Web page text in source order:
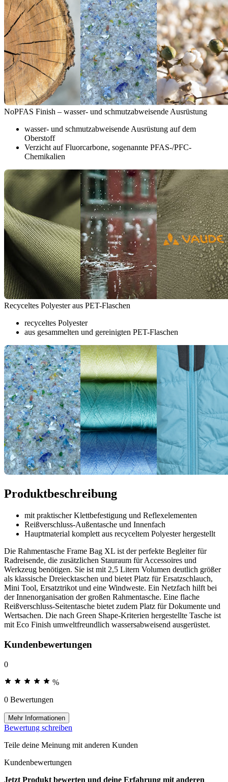
NoPFAS Finish – wasser- und schmutzabweisende Ausrüstung
wasser- und schmutzabweisende Ausrüstung auf dem
Oberstoff
Verzicht auf Fluorcarbone, sogenannte PFAS-/PFC-
Chemikalien
Recyceltes Polyester aus PET-Flaschen
recyceltes Polyester
aus gesammelten und gereinigten PET-Flaschen
Produktbeschreibung
mit praktischer Klettbefestigung und Reflexelementen
Reißverschluss-Außentasche und Innenfach
Hauptmaterial komplett aus recyceltem Polyester hergestellt
Die Rahmentasche Frame Bag XL ist der perfekte Begleiter für
Radreisende, die zusätzlichen Stauraum für Accessoires und
Werkzeug benötigen. Sie ist mit 2,5 Litern Volumen deutlich größer
als klassische Dreiecktaschen und bietet Platz für Ersatzschlauch,
Mini Tool, Ersatztrikot und eine Windweste. Ein Netzfach hilft bei
der Innenorganisation der großen Rahmentasche. Eine flache
Reißverschluss-Seitentasche bietet zudem Platz für Dokumente und
Wertsachen. Die nach Green Shape-Kriterien hergestellte Tasche ist
mit Eco Finish umweltfreundlich wassersabweisend ausgerüstet.
Kundenbewertungen
0
%
0 Bewertungen
Mehr Informationen
Bewertung schreiben
Teile deine Meinung mit anderen Kunden
Kundenbewertungen
Jetzt Produkt bewerten und deine Erfahrung mit anderen